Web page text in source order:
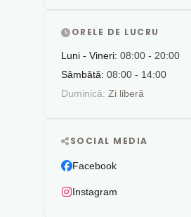
ORELE DE LUCRU
Luni - Vineri: 08:00 - 20:00
Sâmbătă: 08:00 - 14:00
Duminică: Zi liberă
SOCIAL MEDIA
Facebook
Instagram